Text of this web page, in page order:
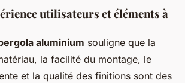
utilisateurs et éléments à
aluminium souligne que la
la facilité du montage, le
et la qualité des finitions sont des